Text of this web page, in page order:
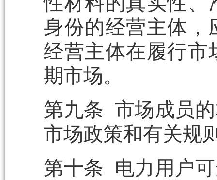
身份的经营主体，
经营主体在履行市
期市场。
第九条 市场成员
市场政策和有关规
第十条 电力用户